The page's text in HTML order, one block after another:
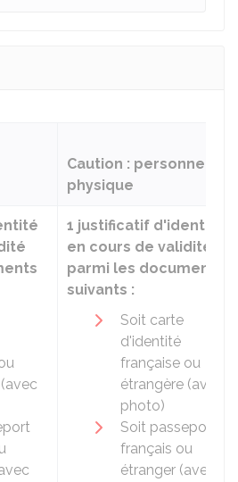
Caution : personne
physique
1 justificatif d'identité
en cours de validité
parmi les documents
suivants :
Soit carte
d'identité
française ou
étrangère (avec
photo)
Soit passeport
français ou
étranger (avec